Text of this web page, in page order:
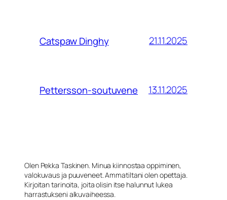
Catspaw Dinghy 21.11.2025
Pettersson-soutuvene 13.11.2025
Olen Pekka Taskinen. Minua kiinnostaa oppiminen,
valokuvaus ja puuveneet. Ammatiltani olen opettaja.
Kirjoitan tarinoita, joita olisin itse halunnut lukea
harrastukseni alkuvaiheessa.